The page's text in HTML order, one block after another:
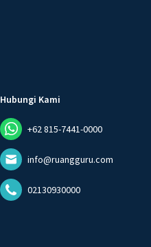
Hubungi Kami
+62 815-7441-0000
info@ruangguru.com
02130930000